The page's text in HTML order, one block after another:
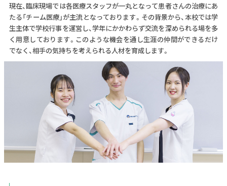
現在、臨床現場では各医療スタッフが一丸となって患者さんの治療にあ
たる「チーム医療」が主流となっております。その背景から、本校では学
生主体で学校行事を運営し、学年にかかわらず交流を深められる場を多
く用意しております。このような機会を通し生涯の仲間ができるだけ
でなく、相手の気持ちを考えられる人材を育成します。